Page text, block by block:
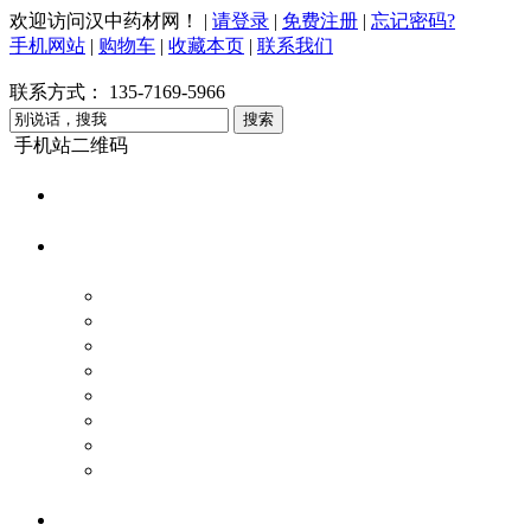
欢迎访问汉中药材网！ | 请登录 | 免费注册 | 忘记密码?
手机网站 | 购物车 | 收藏本页 | 联系我们
联系方式： 135-7169-5966
手机站二维码